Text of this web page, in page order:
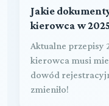
Jakie
kierowca w
Aktualne przepisy
kierowca musi
dowód
zmieniło!